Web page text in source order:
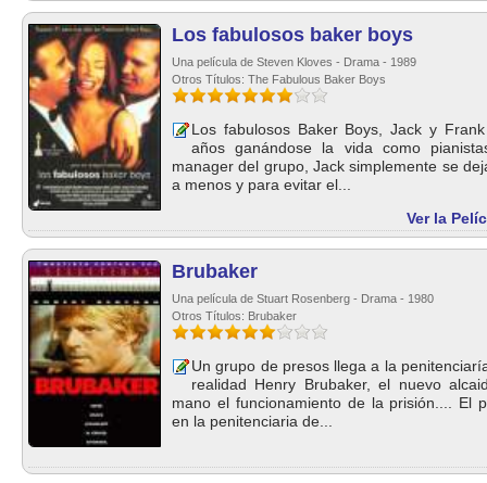
Los fabulosos baker boys
Una película de Steven Kloves - Drama - 1989
Otros Títulos: The Fabulous Baker Boys
Los fabulosos Baker Boys, Jack y
años ganándose la vida como
manager del grupo, Jack simplemente se
a menos y para evitar el...
Ver la
Brubaker
Una película de Stuart Rosenberg - Drama - 1980
Otros Títulos: Brubaker
Un grupo de presos llega a la
realidad Henry Brubaker, el nuevo
mano el funcionamiento de la prisión.... El
en la penitenciaria de...